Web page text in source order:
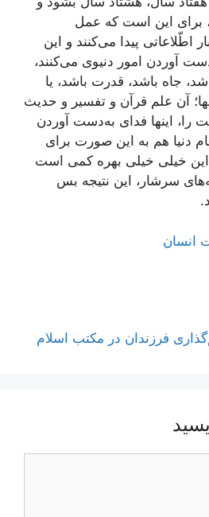
برای این است كه عمل
اطّلاعاتی پیدا می‌كنند و این
آوردن امور دنیوی می‌كنند،
جاه باشد، قدرت باشد، یا
آن علم قرآن و تفسیر و حدیث
اینها فدای به‌دست آوردن
دنیا هم به این صورت برای
این خیلی خیلی بهره كمی است
سرشار، این نتیجه بس
انسان
فرزندان در مكتب اسلام